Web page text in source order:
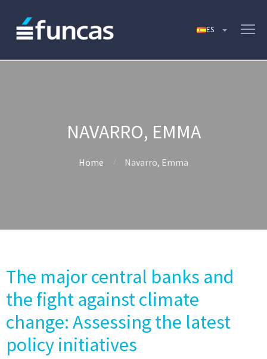
NAVARRO, EMMA
Home Navarro, Emma
The major central banks and
the fight against climate
change: Assessing the latest
policy initiatives